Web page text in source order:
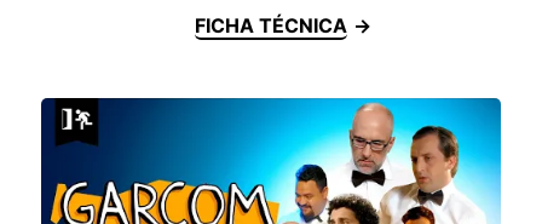
FICHA TÉCNICA